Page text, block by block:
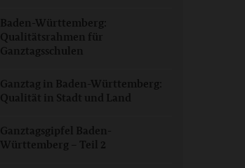
Baden-Württemberg:
Qualitätsrahmen für
Ganztagsschulen
Ganztag in Baden-Württemberg:
Qualität in Stadt und Land
Ganztagsgipfel Baden-
Württemberg – Teil 2